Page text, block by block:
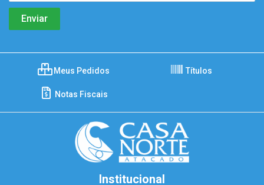
Meus Pedidos Títulos
Notas Fiscais
Institucional